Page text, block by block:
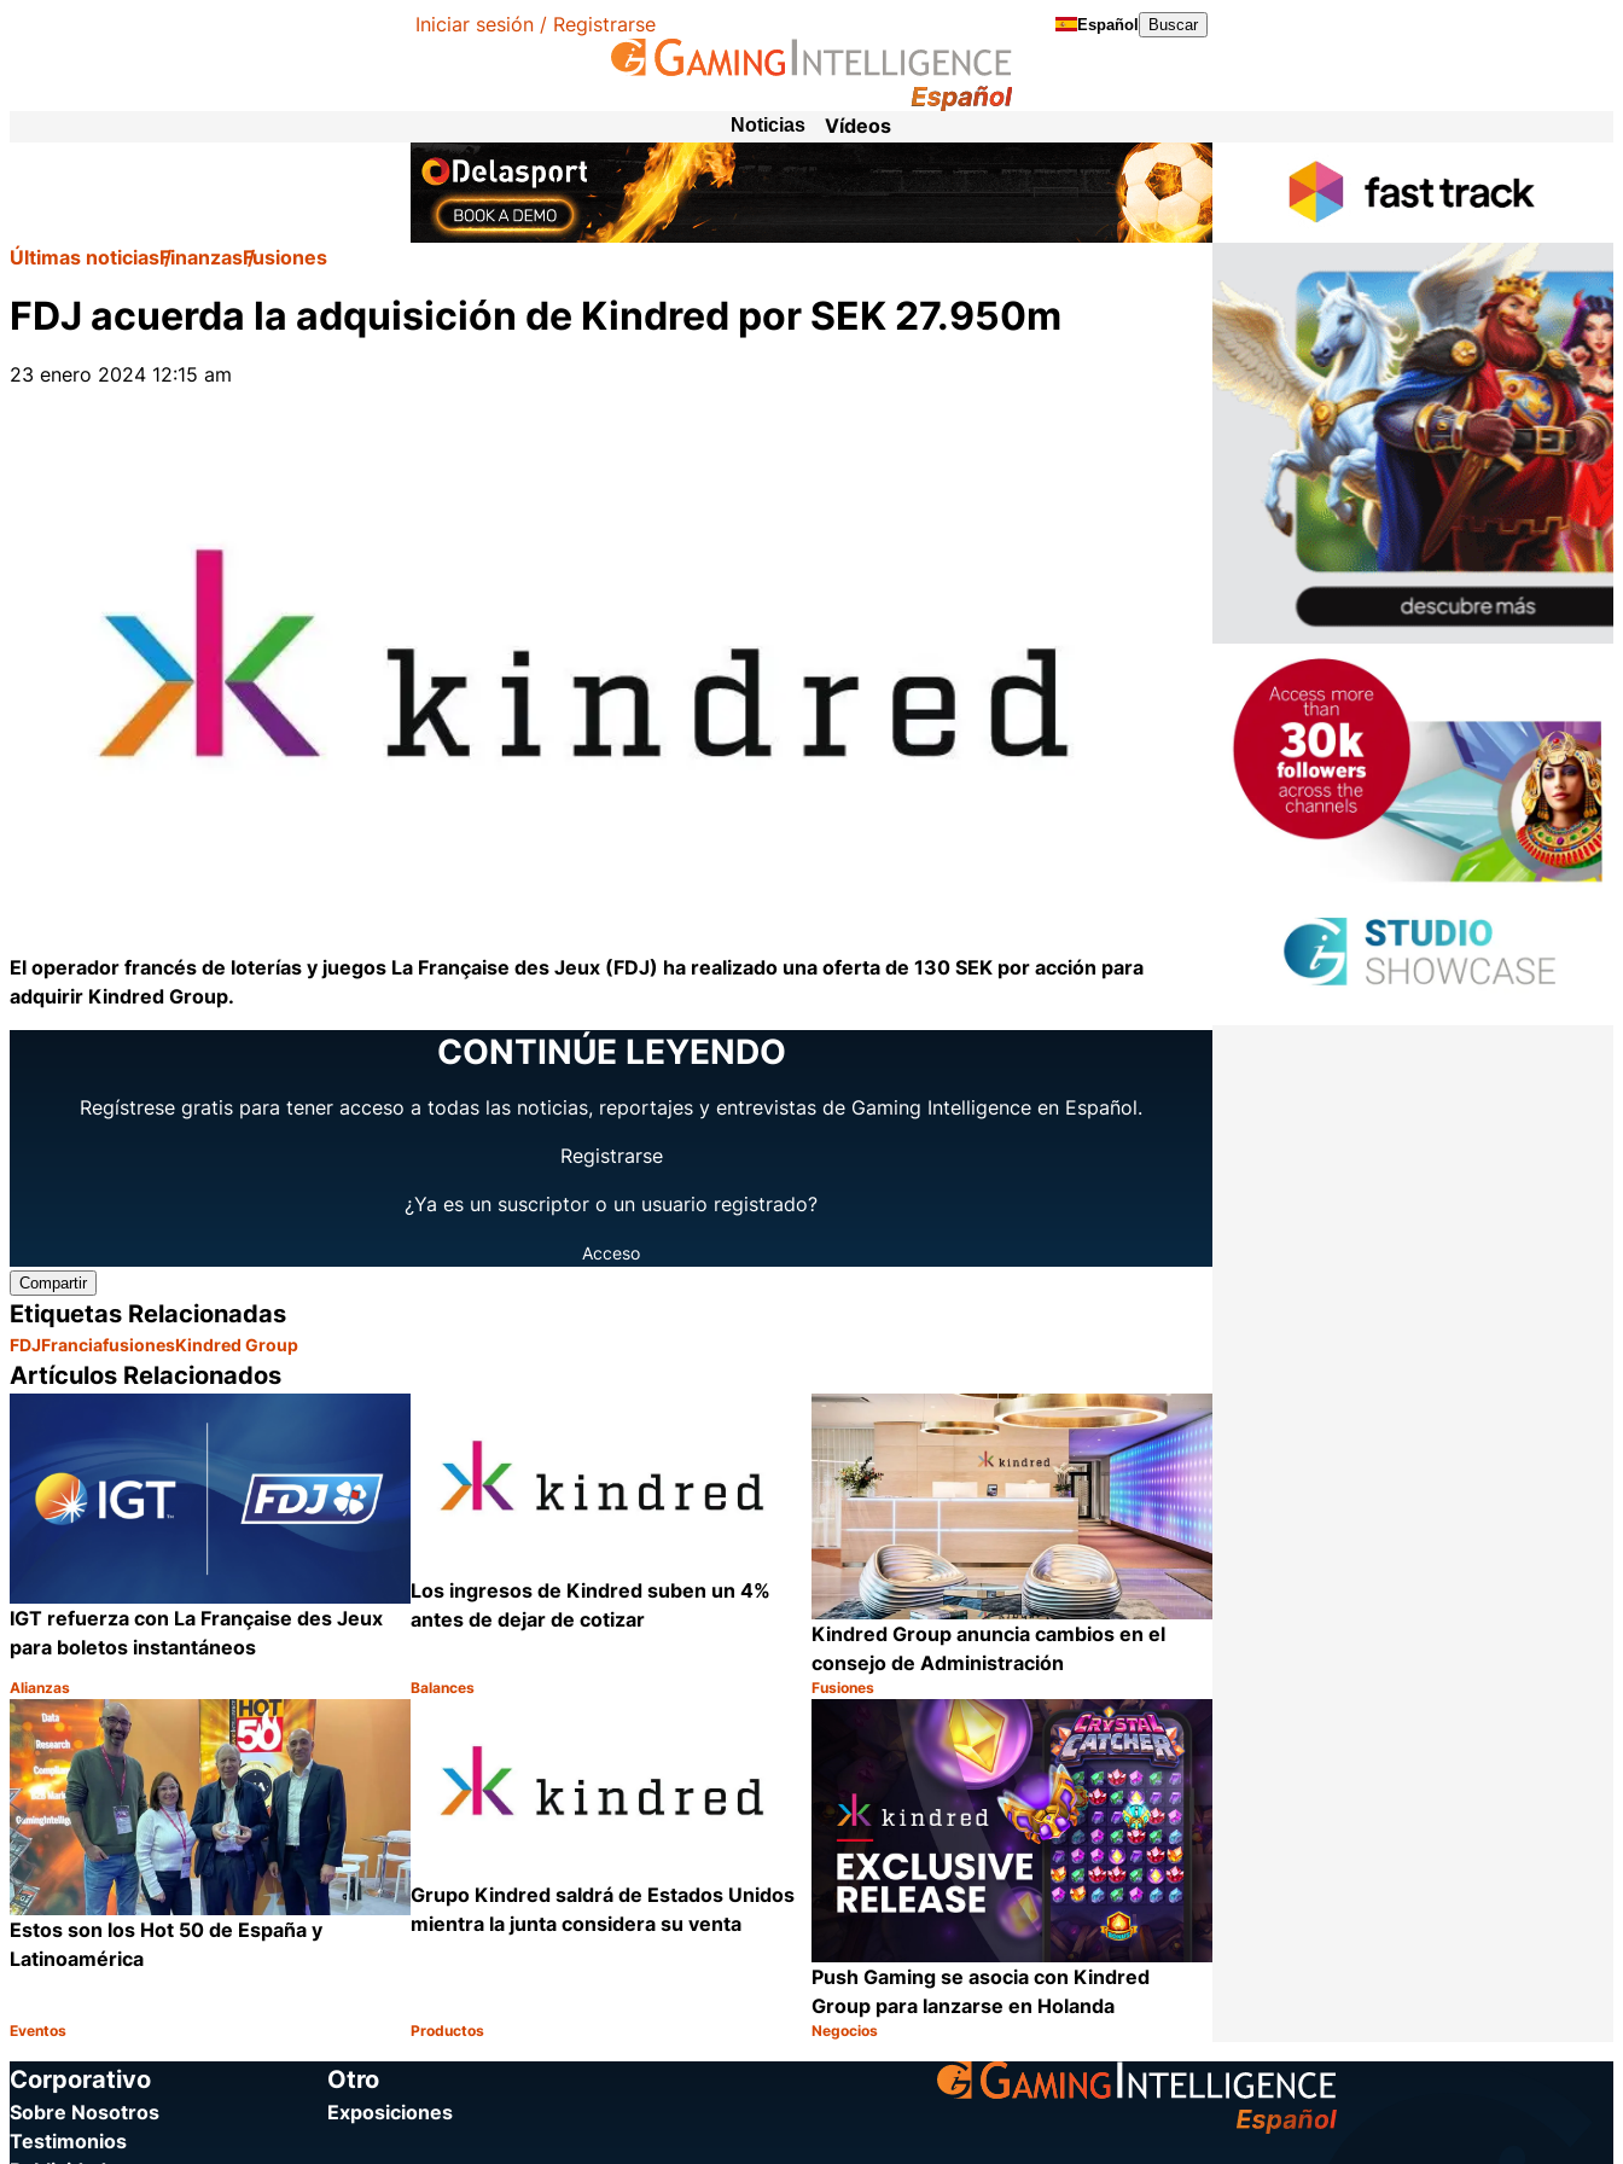
Iniciar sesión / Registrarse Español Buscar
Noticias Vídeos
Últimas noticiasFinanzasFusiones
FDJ acuerda la adquisición de Kindred por SEK 27.950m
23 enero 2024 12:15 am
El operador francés de loterías y juegos La Française des Jeux (FDJ) ha realizado una oferta de 130 SEK por acción para
adquirir Kindred Group.
CONTINÚE LEYENDO
Regístrese gratis para tener acceso a todas las noticias, reportajes y entrevistas de Gaming Intelligence en Español.
Registrarse
¿Ya es un suscriptor o un usuario registrado?
Acceso
Compartir
Etiquetas Relacionadas
FDJFranciafusionesKindred Group
Artículos Relacionados
IGT refuerza con La Française des Jeux
para boletos instantáneos
Categoría:
Alianzas
Los ingresos de Kindred suben un 4%
antes de dejar de cotizar
Categoría:
Balances
Compartir
Kindred Group anuncia cambios en el
consejo de Administración
Categoría:
Fusiones
Estos son los Hot 50 de España y
Latinoamérica
Categoría:
Eventos
Grupo Kindred saldrá de Estados Unidos
mientra la junta considera su venta
Categoría:
Productos
Compartir
Push Gaming se asocia con Kindred
Group para lanzarse en Holanda
Categoría:
Negocios
Corporativo
Sobre Nosotros
Testimonios
Otro
Exposiciones